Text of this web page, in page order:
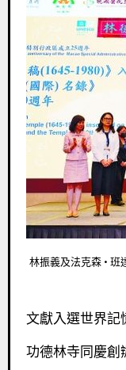
林振義及法克森 · 班
文獻入選世界
功德林寺同慶創